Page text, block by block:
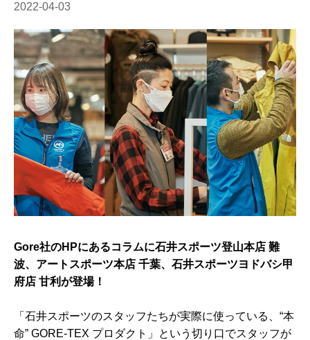
2022-04-03
Gore社のHPにあるコラムに石井スポーツ登山本店 難
波、アートスポーツ本店 千葉、石井スポーツヨドバシ甲
府店 甘利が登場！
「石井スポーツのスタッフたちが実際に使っている、“本
命” GORE-TEX プロダクト」という切り口でスタッフが